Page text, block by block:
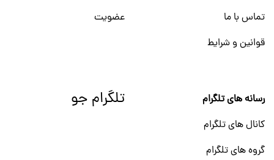
تماس با ما
قوانین و شرایط
عضویت
رسانه های تلگرام
کانال های تلگرام
گروه های تلگرام
تلگرام جو